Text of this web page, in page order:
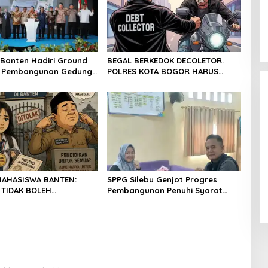
Hadiri Ground
Gedung
BEGAL BERKEDOK DECOLETOR.
POLRES KOTA BOGOR HARUS
BANTEN:
TIDAK BOLEH
SPPG Silebu Genjot Progres
Pembangunan Penuhi Syarat
Lebak
Siap
BIMTEK KORDES SAHABAT ANDIKA
SEKABUPATEN SERANG DI DESA
CIKONENG KEC ANYER PROVINSI
In Politik | 4 November 2024